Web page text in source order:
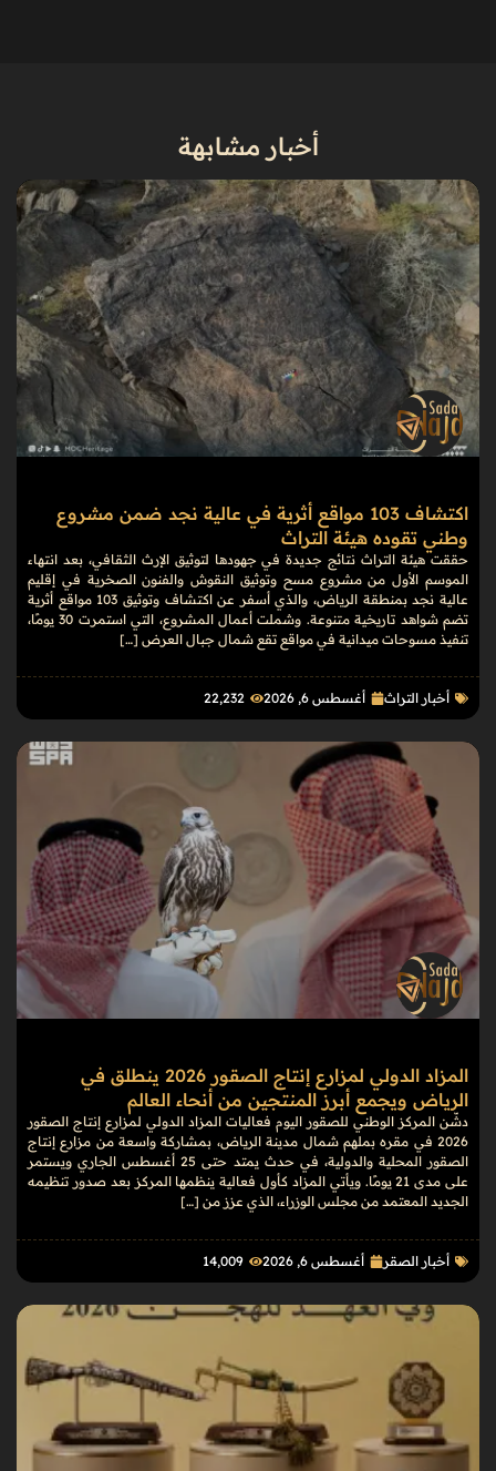
أخبار مشابهة
اكتشاف 103 مواقع أثرية في عالية نجد ضمن مشروع
وطني تقوده هيئة التراث
حققت هيئة التراث نتائج جديدة في جهودها لتوثيق الإرث الثقافي، بعد انتهاء
الموسم الأول من مشروع مسح وتوثيق النقوش والفنون الصخرية في إقليم
عالية نجد بمنطقة الرياض، والذي أسفر عن اكتشاف وتوثيق 103 مواقع أثرية
تضم شواهد تاريخية متنوعة. وشملت أعمال المشروع، التي استمرت 30 يومًا،
تنفيذ مسوحات ميدانية في مواقع تقع شمال جبال العرض […]
أخبار التراث أغسطس 6, 2026 22٬232
المزاد الدولي لمزارع إنتاج الصقور 2026 ينطلق في
الرياض ويجمع أبرز المنتجين من أنحاء العالم
دشّن المركز الوطني للصقور اليوم فعاليات المزاد الدولي لمزارع إنتاج الصقور
2026 في مقره بملهم شمال مدينة الرياض، بمشاركة واسعة من مزارع إنتاج
الصقور المحلية والدولية، في حدث يمتد حتى 25 أغسطس الجاري ويستمر
على مدى 21 يومًا. ويأتي المزاد كأول فعالية ينظمها المركز بعد صدور تنظيمه
الجديد المعتمد من مجلس الوزراء، الذي عزز من […]
أخبار الصقر أغسطس 6, 2026 14٬009